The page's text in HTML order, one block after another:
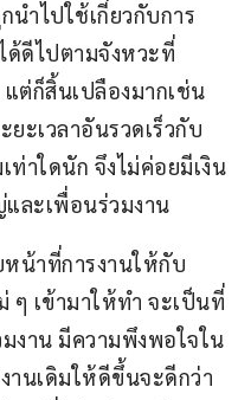
นำไปใช้เกี่ยวกับการ
ด้ดีไปตามจังหวะที่
แต่ก็สิ้นเปลืองมากเช่น
ะเวลาอันรวดเร็วกับ
ท่าใดนัก จึงไม่ค่อยมีเงิน
และเพื่อนร่วมงาน
น้าที่การงานให้กับ
ๆ เข้ามาให้ทำ จะเป็นที่
งาน มีความพึงพอใจใน
านเดิมให้ดีขึ้นจะดีกว่า